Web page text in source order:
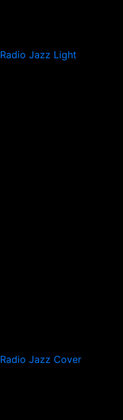
Radio Jazz Light
Radio Jazz Cover